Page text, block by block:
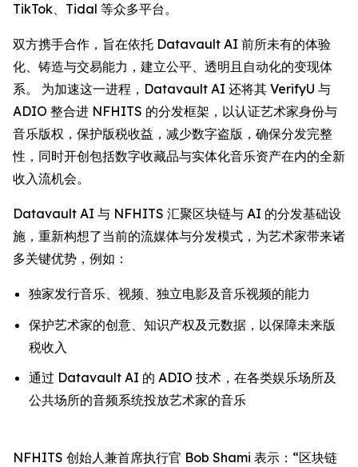
TikTok、Tidal 等众多平台。
双方携手合作，旨在依托 Datavault AI 前所未有的体验
化、铸造与交易能力，建立公平、透明且自动化的变现体
系。 为加速这一进程，Datavault AI 还将其 VerifyU 与
ADIO 整合进 NFHITS 的分发框架，以认证艺术家身份与
音乐版权，保护版税收益，减少数字盗版，确保分发完整
性，同时开创包括数字收藏品与实体化音乐资产在内的全新
收入流机会。
Datavault AI 与 NFHITS 汇聚区块链与 AI 的分发基础设
施，重新构想了当前的流媒体与分发模式，为艺术家带来诸
多关键优势，例如：
独家发行音乐、视频、独立电影及音乐视频的能力
保护艺术家的创意、知识产权及元数据，以保障未来版
税收入
通过 Datavault AI 的 ADIO 技术，在各类娱乐场所及
公共场所的音频系统投放艺术家的音乐
NFHITS 创始人兼首席执行官 Bob Shami 表示：“区块链